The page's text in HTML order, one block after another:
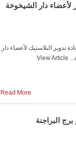
دار الشيخوخة
تدوير البلاستيك لأعضاء دار
View Article
Read More
البراجنة